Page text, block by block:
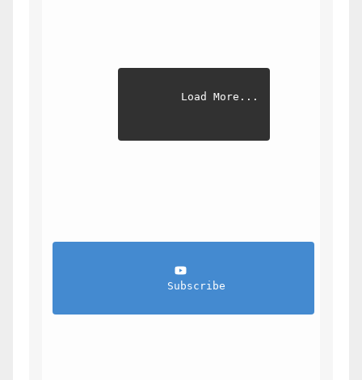
Load More...
                Subscribe